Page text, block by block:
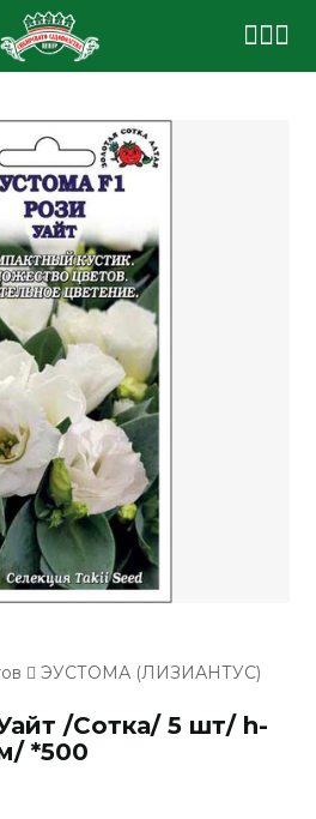
ЭУСТОМА (ЛИЗИАНТУС)
/Сотка/ 5 шт/ h-
*500